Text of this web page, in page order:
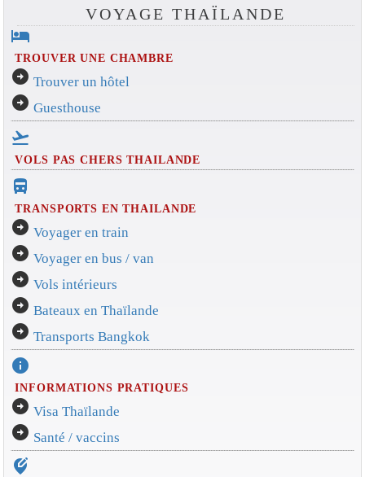
VOYAGE THAÏLANDE
hotel
TROUVER UNE CHAMBRE
arrow_circle_right Trouver un hôtel
arrow_circle_right Guesthouse
flight_takeoff
VOLS PAS CHERS THAILANDE
directions_bus_filled
TRANSPORTS EN THAILANDE
arrow_circle_right Voyager en train
arrow_circle_right Voyager en bus / van
arrow_circle_right Vols intérieurs
arrow_circle_right Bateaux en Thaïlande
arrow_circle_right Transports Bangkok
info
INFORMATIONS PRATIQUES
arrow_circle_right Visa Thaïlande
arrow_circle_right Santé / vaccins
edit_location_alt